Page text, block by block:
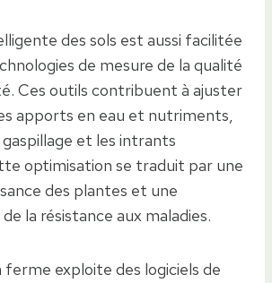
des sols est aussi facilitée
de mesure de la qualité
Ces outils contribuent à ajuster
apports en eau et nutriments,
et les intrants
optimisation se traduit par une
des plantes et une
la résistance aux maladies.
ferme exploite des logiciels de